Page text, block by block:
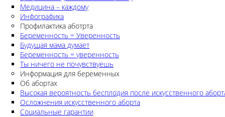
Медицина – каждому
Инфографика
Профилактика аботрта
Беременность = Уверенность
Будущая мама думает
Беременность = уверенность
Ты ничего не почувствуешь
Информация для беременных
Об абортах
Высокая вероятность бесплодия после искусственного
Осложнения искусственного аборта
Социальные гарантии